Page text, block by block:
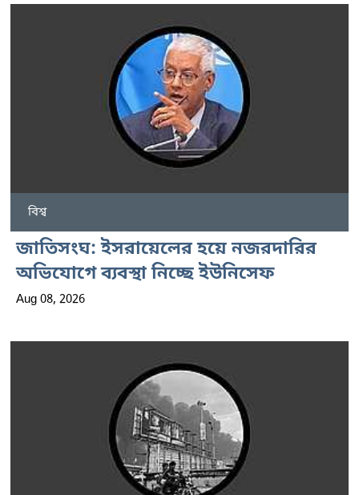
বিশ্ব
জাতিসংঘ: ইসরায়েলের হয়ে নজরদারির
অভিযোগে ব্যবস্থা নিচ্ছে ইউনিসেফ
Aug 08, 2026